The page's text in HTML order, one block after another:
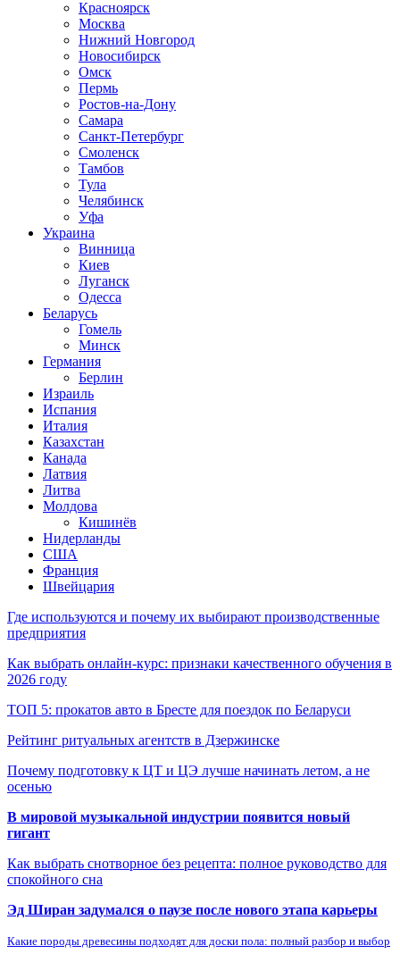
Красноярск
Москва
Нижний Новгород
Новосибирск
Омск
Пермь
Ростов-на-Дону
Самара
Санкт-Петербург
Смоленск
Тамбов
Тула
Челябинск
Уфа
Украина
Винница
Киев
Луганск
Одесса
Беларусь
Гомель
Минск
Германия
Берлин
Израиль
Испания
Италия
Казахстан
Канада
Латвия
Литва
Молдова
Кишинёв
Нидерланды
США
Франция
Швейцария
Где используются и почему их выбирают производственные
предприятия
Как выбрать онлайн-курс: признаки качественного обучения в
2026 году
ТОП 5: прокатов авто в Бресте для поездок по Беларуси
Рейтинг ритуальных агентств в Дзержинске
Почему подготовку к ЦТ и ЦЭ лучше начинать летом, а не
осенью
В мировой музыкальной индустрии появится новый
гигант
Как выбрать снотворное без рецепта: полное руководство для
спокойного сна
Эд Ширан задумался о паузе после нового этапа карьеры
Какие породы древесины подходят для доски пола: полный разбор и выбор